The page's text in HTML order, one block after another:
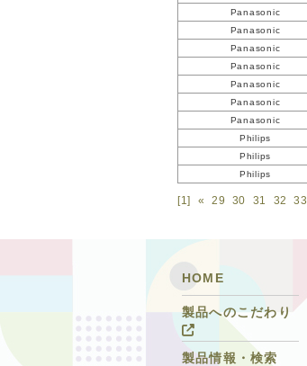
Panasonic
Panasonic
Panasonic
Panasonic
Panasonic
Panasonic
Panasonic
Philips
Philips
Philips
[1] « 29 30 31 32 33
HOME
製品へのこだわり
製品情報・検索